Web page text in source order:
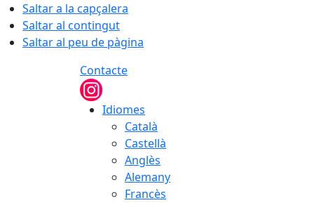
Saltar a la capçalera
Saltar al contingut
Saltar al peu de pàgina
Contacte
Idiomes
Català
Castellà
Anglès
Alemany
Francès